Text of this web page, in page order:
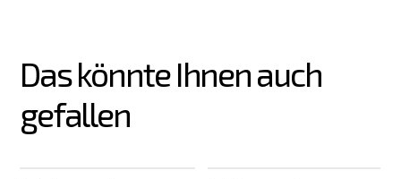
Das könnte Ihnen auch
gefallen